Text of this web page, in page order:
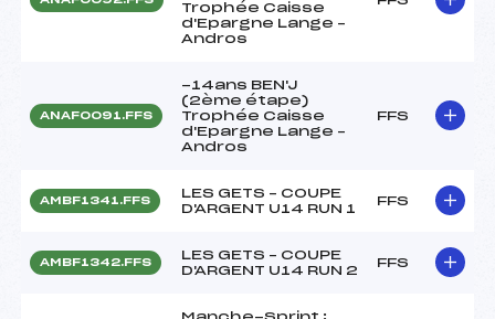
Trophée Caisse
d'Epargne Lange –
Andros
ANAF0091.FFS
-14ans BEN'J
(2ème étape)
Trophée Caisse
d'Epargne Lange –
Andros
FFS
AMBF1341.FFS
LES GETS – COUPE
D'ARGENT U14 RUN 1
FFS
AMBF1342.FFS
LES GETS – COUPE
D'ARGENT U14 RUN 2
FFS
Manche-Sprint :